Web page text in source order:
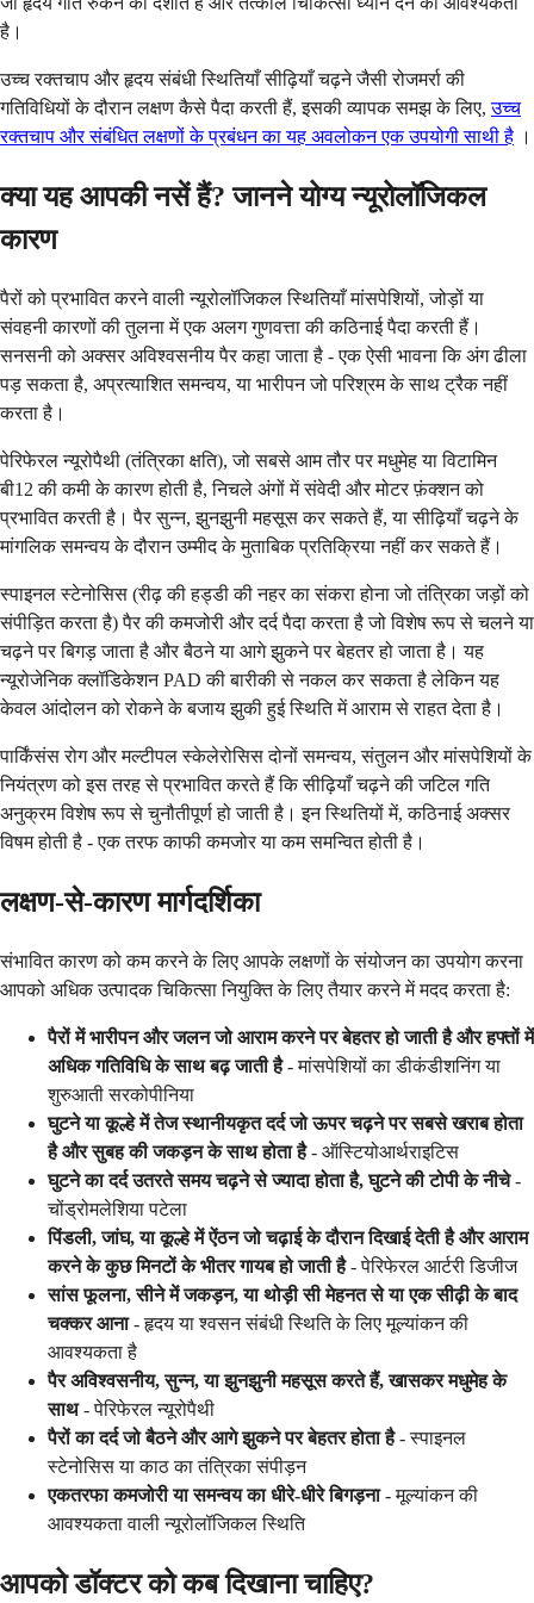
है।
उच्च रक्तचाप और हृदय संबंधी स्थितियाँ सीढ़ियाँ चढ़ने जैसी रोजमर्रा की
गतिविधियों के दौरान लक्षण कैसे पैदा करती हैं, इसकी व्यापक समझ के लिए,उच्च
रक्तचाप और संबंधित लक्षणों के प्रबंधन का यह अवलोकन एक उपयोगी साथी है ।
क्या यह आपकी नसें हैं? जानने योग्य न्यूरोलॉजिकल
कारण
पैरों को प्रभावित करने वाली न्यूरोलॉजिकल स्थितियाँ मांसपेशियों, जोड़ों या
संवहनी कारणों की तुलना में एक अलग गुणवत्ता की कठिनाई पैदा करती हैं।
सनसनी को अक्सर अविश्वसनीय पैर कहा जाता है - एक ऐसी भावना कि अंग ढीला
पड़ सकता है, अप्रत्याशित समन्वय, या भारीपन जो परिश्रम के साथ ट्रैक नहीं
करता है।
पेरिफेरल न्यूरोपैथी (तंत्रिका क्षति), जो सबसे आम तौर पर मधुमेह या विटामिन
बी12 की कमी के कारण होती है, निचले अंगों में संवेदी और मोटर फ़ंक्शन को
प्रभावित करती है। पैर सुन्न, झुनझुनी महसूस कर सकते हैं, या सीढ़ियाँ चढ़ने के
मांगलिक समन्वय के दौरान उम्मीद के मुताबिक प्रतिक्रिया नहीं कर सकते हैं।
स्पाइनल स्टेनोसिस (रीढ़ की हड्डी की नहर का संकरा होना जो तंत्रिका जड़ों को
संपीड़ित करता है) पैर की कमजोरी और दर्द पैदा करता है जो विशेष रूप से चलने या
चढ़ने पर बिगड़ जाता है और बैठने या आगे झुकने पर बेहतर हो जाता है। यह
न्यूरोजेनिक क्लॉडिकेशन PAD की बारीकी से नकल कर सकता है लेकिन यह
केवल आंदोलन को रोकने के बजाय झुकी हुई स्थिति में आराम से राहत देता है।
पार्किंसंस रोग और मल्टीपल स्केलेरोसिस दोनों समन्वय, संतुलन और मांसपेशियों के
नियंत्रण को इस तरह से प्रभावित करते हैं कि सीढ़ियाँ चढ़ने की जटिल गति
अनुक्रम विशेष रूप से चुनौतीपूर्ण हो जाती है। इन स्थितियों में, कठिनाई अक्सर
विषम होती है - एक तरफ काफी कमजोर या कम समन्वित होती है।
लक्षण-से-कारण मार्गदर्शिका
संभावित कारण को कम करने के लिए आपके लक्षणों के संयोजन का उपयोग करना
आपको अधिक उत्पादक चिकित्सा नियुक्ति के लिए तैयार करने में मदद करता है:
पैरों में भारीपन और जलन जो आराम करने पर बेहतर हो जाती है और हफ्तों में
अधिक गतिविधि के साथ बढ़ जाती है- मांसपेशियों का डीकंडीशनिंग या
शुरुआती सरकोपीनिया
घुटने या कूल्हे में तेज स्थानीयकृत दर्द जो ऊपर चढ़ने पर सबसे खराब होता
है और सुबह की जकड़न के साथ होता है- ऑस्टियोआर्थराइटिस
घुटने का दर्द उतरते समय चढ़ने से ज्यादा होता है, घुटने की टोपी के नीचे-
चोंड्रोमलेशिया पटेला
पिंडली, जांघ, या कूल्हे में ऐंठन जो चढ़ाई के दौरान दिखाई देती है और आराम
करने के कुछ मिनटों के भीतर गायब हो जाती है- पेरिफेरल आर्टरी डिजीज
सांस फूलना, सीने में जकड़न, या थोड़ी सी मेहनत से या एक सीढ़ी के बाद
चक्कर आना- हृदय या श्वसन संबंधी स्थिति के लिए मूल्यांकन की
आवश्यकता है
पैर अविश्वसनीय, सुन्न, या झुनझुनी महसूस करते हैं, खासकर मधुमेह के
साथ- पेरिफेरल न्यूरोपैथी
पैरों का दर्द जो बैठने और आगे झुकने पर बेहतर होता है- स्पाइनल
स्टेनोसिस या काठ का तंत्रिका संपीड़न
एकतरफा कमजोरी या समन्वय का धीरे-धीरे बिगड़ना- मूल्यांकन की
आवश्यकता वाली न्यूरोलॉजिकल स्थिति
आपको डॉक्टर को कब दिखाना चाहिए?